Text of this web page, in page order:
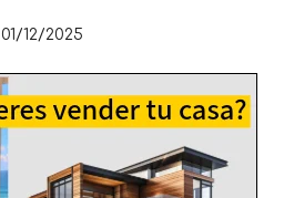
01/12/2025